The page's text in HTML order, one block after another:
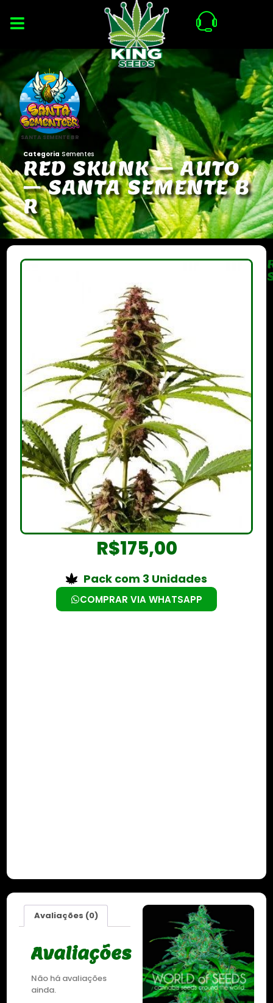
SANTA SEMENTE BR
Categoria Sementes
RED SKUNK – AUTO
– SANTA SEMENTE B
R
R$175,00
Pack com 3 Unidades
COMPRAR VIA WHATSAPP
Avaliações (0)
Avaliações
Não há avaliações
ainda.